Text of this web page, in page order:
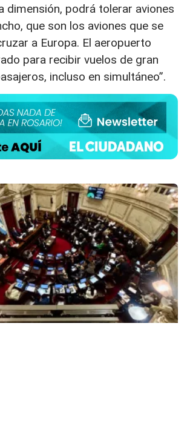
dimensión, podrá tolerar aviones
que son los aviones que se
a Europa. El aeropuerto
para recibir vuelos de gran
incluso en simultáneo”.